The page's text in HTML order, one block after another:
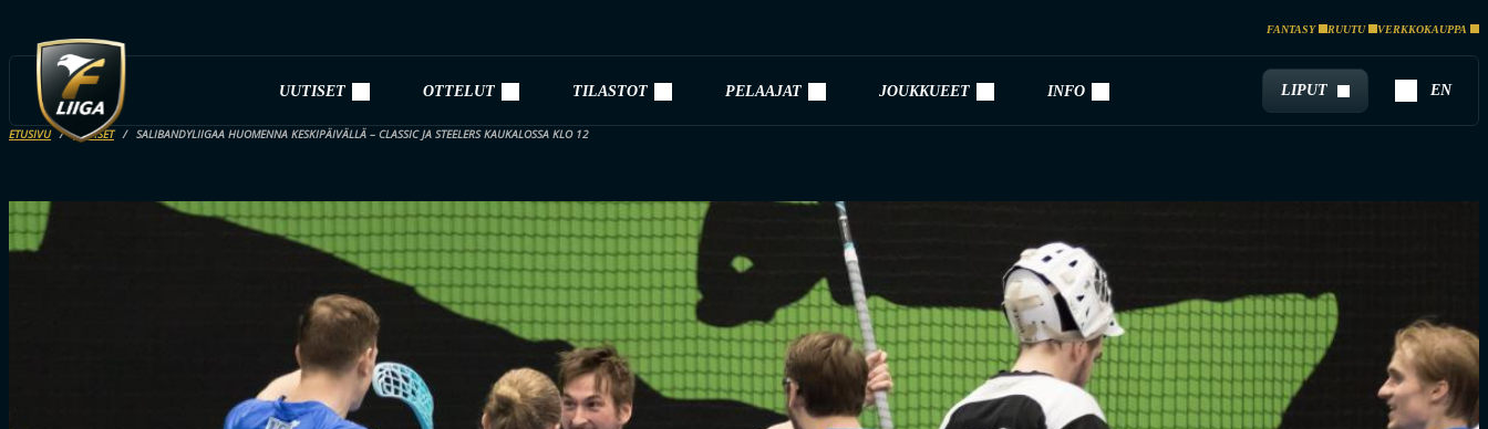
FANTASY RUUTU VERKKOKAUPPA
UUTISET OTTELUT TILASTOT PELAAJAT JOUKKUEET INFO LIPUT EN
ETUSIVU UUTISET SALIBANDYLIIGAA HUOMENNA KESKIPÄIVÄLLÄ – CLASSIC JA STEELERS KAUKALOSSA KLO 12